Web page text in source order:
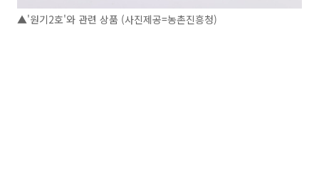
▲'원기2호'와 관련 상품 (사진제공=농촌진흥청)